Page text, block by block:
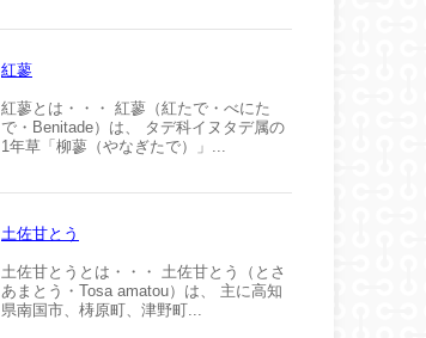
紅蓼
紅蓼とは・・・ 紅蓼（紅たで・べにた
で・Benitade）は、 タデ科イヌタデ属の
1年草「柳蓼（やなぎたで）」...
土佐甘とう
土佐甘とうとは・・・ 土佐甘とう（とさ
あまとう・Tosa amatou）は、 主に高知
県南国市、梼原町、津野町...